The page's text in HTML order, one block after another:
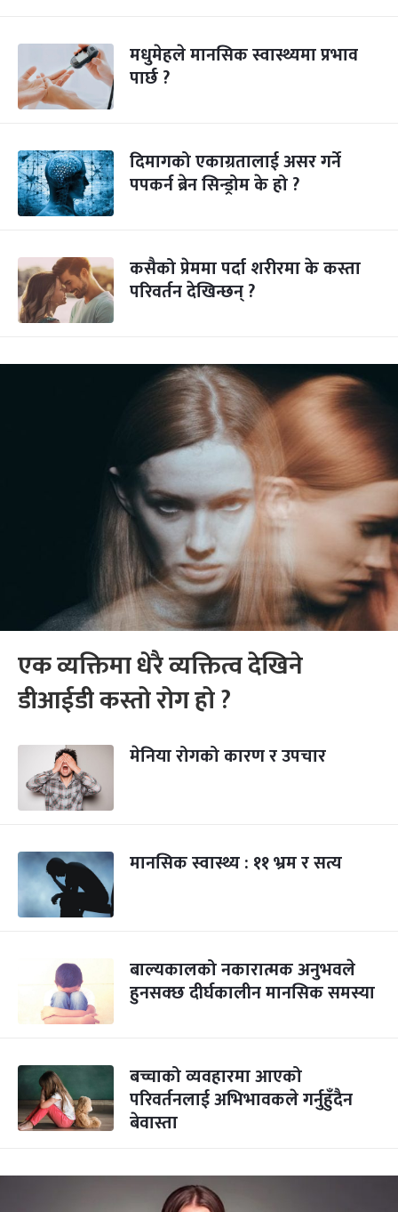
मधुमेहले मानसिक स्वास्थ्यमा प्रभाव
पार्छ ?
दिमागको एकाग्रतालाई असर गर्ने
पपकर्न ब्रेन सिन्ड्रोम के हो ?
कसैको प्रेममा पर्दा शरीरमा के कस्ता
परिवर्तन देखिन्छन् ?
एक व्यक्तिमा धेरै व्यक्तित्व देखिने
डीआईडी कस्तो रोग हो ?
मेनिया रोगको कारण र उपचार
मानसिक स्वास्थ्य : ११ भ्रम र सत्य
बाल्यकालको नकारात्मक अनुभवले
हुनसक्छ दीर्घकालीन मानसिक समस्या
बच्चाको व्यवहारमा आएको
परिवर्तनलाई अभिभावकले गर्नुहुँदैन
बेवास्ता